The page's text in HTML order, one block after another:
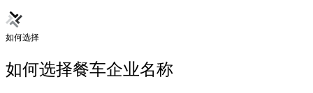
如何选择
如何选择餐车企业名称